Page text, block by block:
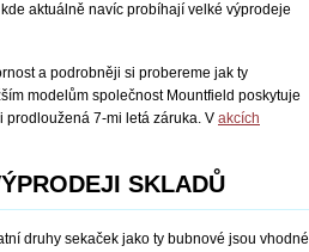
aktuálně navíc probíhají velké výprodeje
a podrobněji si probereme jak ty
modelům společnost Mountfield poskytuje
prodloužená 7-mi letá záruka. V akcích
SKLADŮ
druhy sekaček jako ty bubnové jsou vhodné